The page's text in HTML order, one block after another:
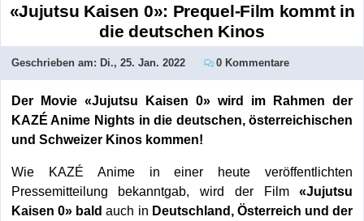
«Jujutsu Kaisen 0»: Prequel-Film kommt in
die deutschen Kinos
Geschrieben am: Di., 25. Jan. 2022 0 Kommentare
Der Movie «Jujutsu Kaisen 0» wird im Rahmen der
KAZÉ Anime Nights in die deutschen, österreichischen
und Schweizer Kinos kommen!
Wie KAZÉ Anime in einer heute veröffentlichten
Pressemitteilung bekanntgab, wird der Film«Jujutsu
Kaisen 0» bald auch in Deutschland, Österreich und der